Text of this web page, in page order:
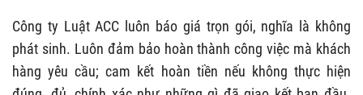
Công ty Luật ACC luôn báo giá trọn gói, nghĩa là không
phát sinh. Luôn đảm bảo hoàn thành công việc mà khách
hàng yêu cầu; cam kết hoàn tiền nếu không thực hiện